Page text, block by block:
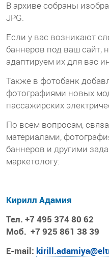
В архиве собраны
JPG.
Если у вас возникают
баннеров под ваш сайт,
адаптируем их для вас
Также в фотобанк
фотографиями новых
пассажирских
По всем вопросам,
материалами,
баннеров и другими
маркетологу:
Кирилл Адамия
Тел. +7 495 374 80 62
Моб. +7 925 861 38 39
E-mail: